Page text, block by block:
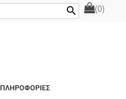
(0)
search
ΠΛΗΡΟΦΟΡΙΕΣ